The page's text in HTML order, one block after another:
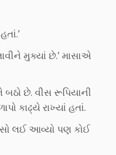
મુક્યાં છે.’ માસાએ
છે. વીસ રૂપિયાની
કાઢ્યે રાખ્યાં હતાં.
લઈ આવ્યો પણ કોઈ